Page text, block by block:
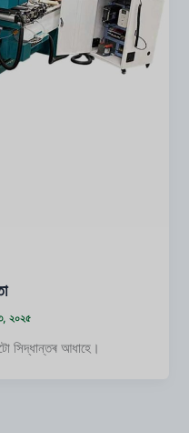
২০২৫
সিদ্ধান্তৰ আধাহে।